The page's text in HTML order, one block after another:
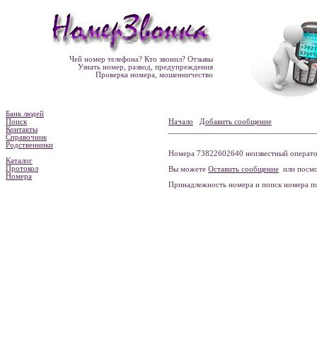
Чей номер телефона? Кто звонил? Отзывы
Узнать номер, развод, предупреждения
Проверка номера, мошенничество
Банк людей
Поиск
Контакты
Справочник
Родственники
Каталог
Протокол
Номера
Начало Добавить сообщение
Номера 73822602640 неизвестный
Вы можете Оставить сообщение или
Принадлежность номера и поиск номера